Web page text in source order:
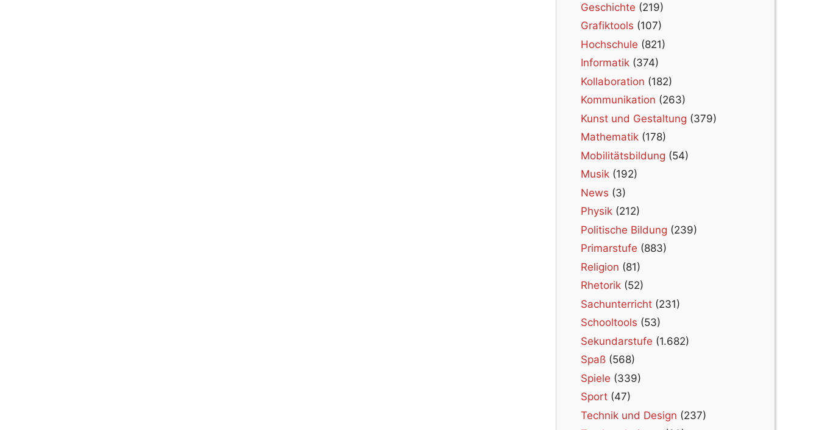
Geschichte (219)
Grafiktools (107)
Hochschule (821)
Informatik (374)
Kollaboration (182)
Kommunikation (263)
Kunst und Gestaltung (379)
Mathematik (178)
Mobilitätsbildung (54)
Musik (192)
News (3)
Physik (212)
Politische Bildung (239)
Primarstufe (883)
Religion (81)
Rhetorik (52)
Sachunterricht (231)
Schooltools (53)
Sekundarstufe (1.682)
Spaß (568)
Spiele (339)
Sport (47)
Technik und Design (237)